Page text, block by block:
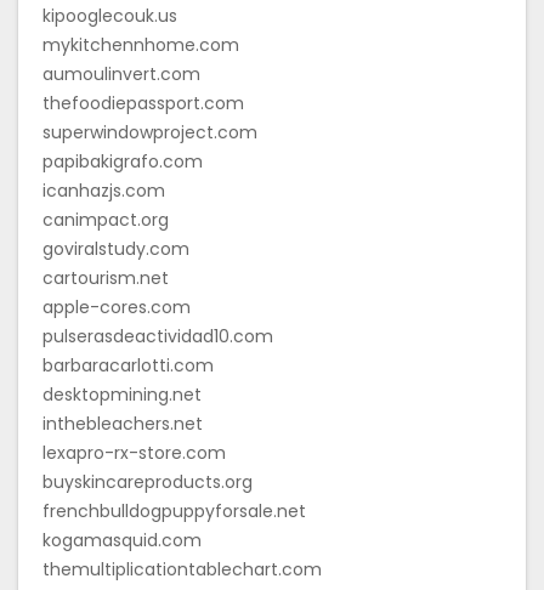
kipooglecouk.us
mykitchennhome.com
aumoulinvert.com
thefoodiepassport.com
superwindowproject.com
papibakigrafo.com
icanhazjs.com
canimpact.org
goviralstudy.com
cartourism.net
apple-cores.com
pulserasdeactividad10.com
barbaracarlotti.com
desktopmining.net
inthebleachers.net
lexapro-rx-store.com
buyskincareproducts.org
frenchbulldogpuppyforsale.net
kogamasquid.com
themultiplicationtablechart.com